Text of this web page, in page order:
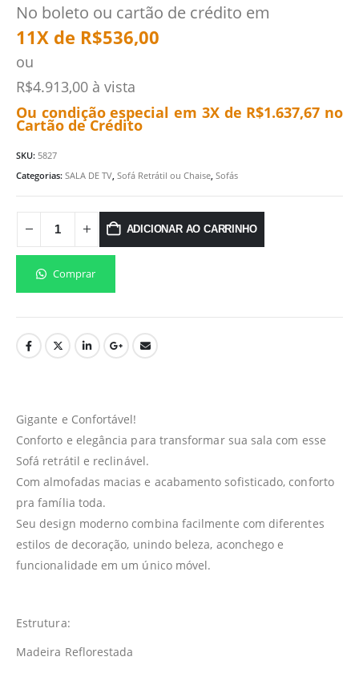
No boleto ou cartão de crédito em
11X de R$536,00
ou
R$4.913,00 à vista
Ou condição especial em 3X de R$1.637,67 no
Cartão de Crédito
SKU: 5827
Categorias: SALA DE TV, Sofá Retrátil ou Chaise, Sofás
ADICIONAR AO CARRINHO
Comprar
Gigante e Confortável!
Conforto e elegância para transformar sua sala com esse
Sofá retrátil e reclinável.
Com almofadas macias e acabamento sofisticado, conforto
pra família toda.
Seu design moderno combina facilmente com diferentes
estilos de decoração, unindo beleza, aconchego e
funcionalidade em um único móvel.
Estrutura:
Madeira Reflorestada